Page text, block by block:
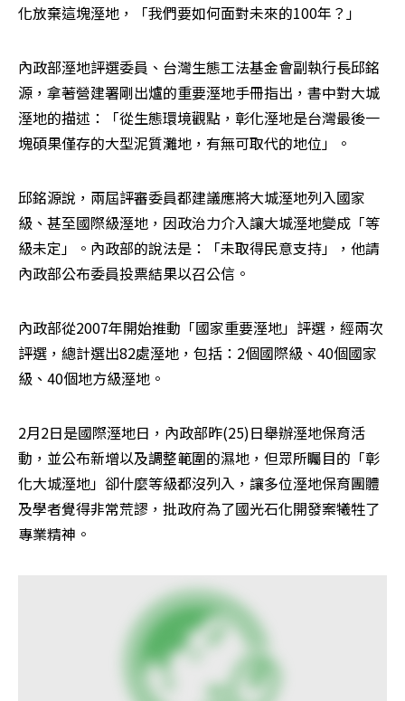
化放棄這塊溼地，「我們要如何面對未來的100年？」
內政部溼地評選委員、台灣生態工法基金會副執行長邱銘
源，拿著營建署剛出爐的重要溼地手冊指出，書中對大城
溼地的描述：「從生態環境觀點，彰化溼地是台灣最後一
塊碩果僅存的大型泥質灘地，有無可取代的地位」。
邱銘源說，兩屆評審委員都建議應將大城溼地列入國家
級、甚至國際級溼地，因政治力介入讓大城溼地變成「等
級未定」。內政部的說法是：「未取得民意支持」，他請
內政部公布委員投票結果以召公信。
內政部從2007年開始推動「國家重要溼地」評選，經兩次
評選，總計選出82處溼地，包括：2個國際級、40個國家
級、40個地方級溼地。
2月2日是國際溼地日，內政部昨(25)日舉辦溼地保育活
動，並公布新增以及調整範圍的濕地，但眾所矚目的「彰
化大城溼地」卻什麼等級都沒列入，讓多位溼地保育團體
及學者覺得非常荒謬，批政府為了國光石化開發案犧牲了
專業精神。